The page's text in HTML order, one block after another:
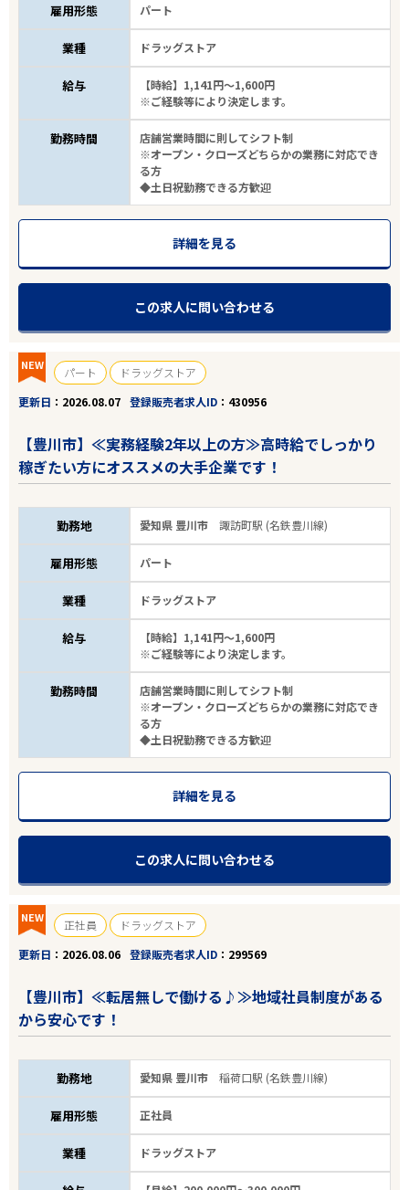
雇用形態 パート
業種 ドラッグストア
給与
【時給】1,141円～1,600円
※ご経験等により決定します。
勤務時間
店舗営業時間に則してシフト制
※オープン・クローズどちらかの業務に対応でき
る方
◆土日祝勤務できる方歓迎
詳細を見る
この求人に問い合わせる
NEW パート
ドラッグストア
更新日
2026.08.07 登録販売者求人ID 430956
【豊川市】≪実務経験2年以上の方≫高時給でしっかり
稼ぎたい方にオススメの大手企業です！
勤務地 愛知県 豊川市諏訪町駅 (名鉄豊川線)
雇用形態 パート
業種 ドラッグストア
給与
【時給】1,141円～1,600円
※ご経験等により決定します。
勤務時間
店舗営業時間に則してシフト制
※オープン・クローズどちらかの業務に対応でき
る方
◆土日祝勤務できる方歓迎
詳細を見る
この求人に問い合わせる
NEW 正社員
ドラッグストア
更新日
2026.08.06 登録販売者求人ID 299569
【豊川市】≪転居無しで働ける♪≫地域社員制度がある
から安心です！
勤務地 愛知県 豊川市稲荷口駅 (名鉄豊川線)
雇用形態 正社員
業種 ドラッグストア